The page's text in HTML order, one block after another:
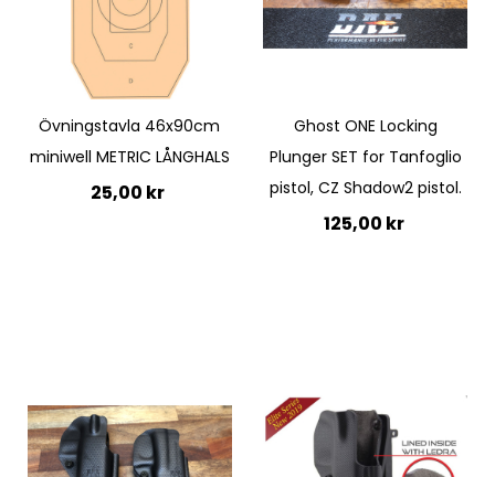
Quickview
Övningstavla 46x90cm
miniwell METRIC LÅNGHALS
25,00 kr
Ghost ONE Locking
Plunger SET for Tanfoglio
pistol, CZ Shadow2 pistol.
125,00 kr